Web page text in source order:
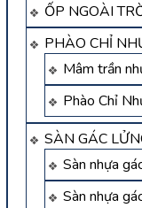
ỐP NGOÀI
PHÀO CHỈ
Mâm trần
Phào Chỉ
SÀN GÁC
Sàn nhựa
Sàn nhựa